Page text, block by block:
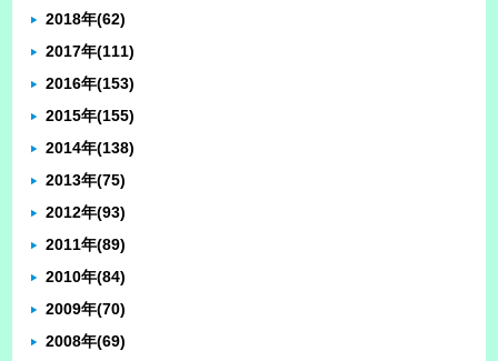
2018年(62)
2017年(111)
2016年(153)
2015年(155)
2014年(138)
2013年(75)
2012年(93)
2011年(89)
2010年(84)
2009年(70)
2008年(69)